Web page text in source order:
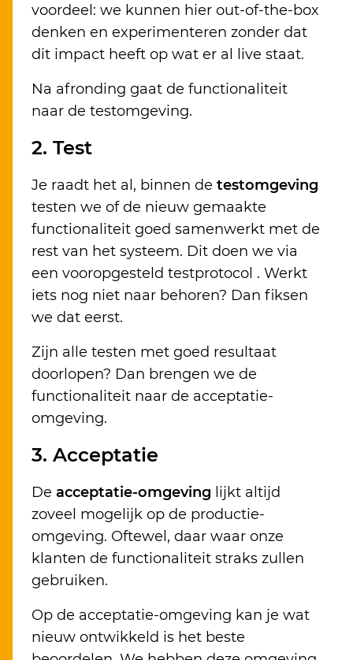
voordeel: we kunnen hier out-of-the-box
denken en experimenteren zonder dat
dit impact heeft op wat er al live staat.
Na afronding gaat de functionaliteit
naar de testomgeving.
2. Test
Je raadt het al, binnen de testomgeving
testen we of de nieuw gemaakte
functionaliteit goed samenwerkt met de
rest van het systeem. Dit doen we via
een vooropgesteld testprotocol . Werkt
iets nog niet naar behoren? Dan fiksen
we dat eerst.
Zijn alle testen met goed resultaat
doorlopen? Dan brengen we de
functionaliteit naar de acceptatie-
omgeving.
3. Acceptatie
De acceptatie-omgeving lijkt altijd
zoveel mogelijk op de productie-
omgeving. Oftewel, daar waar onze
klanten de functionaliteit straks zullen
gebruiken.
Op de acceptatie-omgeving kan je wat
nieuw ontwikkeld is het beste